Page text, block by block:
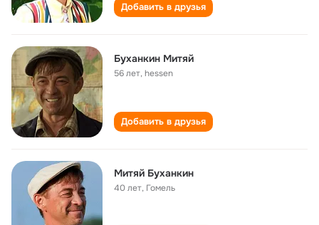
Добавить в друзья
Буханкин Митяй
56 лет,hessen
Добавить в друзья
Митяй Буханкин
40 лет, Гомель